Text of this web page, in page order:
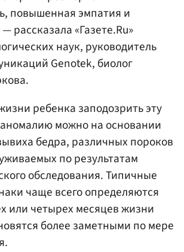
повышенная эмпатия и
рассказала «Газете.Ru»
наук, руководитель
Genotek, биолог
ребенка заподозрить эту
можно на основании
бедра, различных пороков
по результатам
обследования. Типичные
чаще всего определяются
или четырех месяцев жизни
более заметными по мере